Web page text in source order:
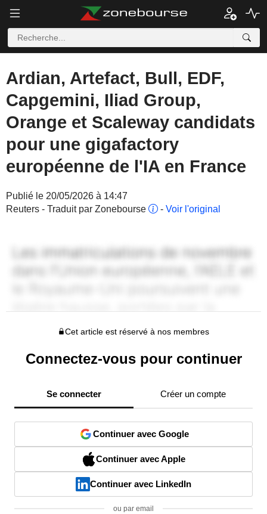
Ardian, Artefact, Bull, EDF,
Capgemini, Iliad Group,
Orange et Scaleway candidats
pour une gigafactory
européenne de l'IA en France
Publié le 20/05/2026 à 14:47
Reuters - Traduit par Zonebourse
- Voir l'original
Cet article est réservé à nos membres
Connectez-vous pour continuer
Se connecter Créer un compte
Continuer avec Google
Continuer avec Apple
Continuer avec LinkedIn
ou par email